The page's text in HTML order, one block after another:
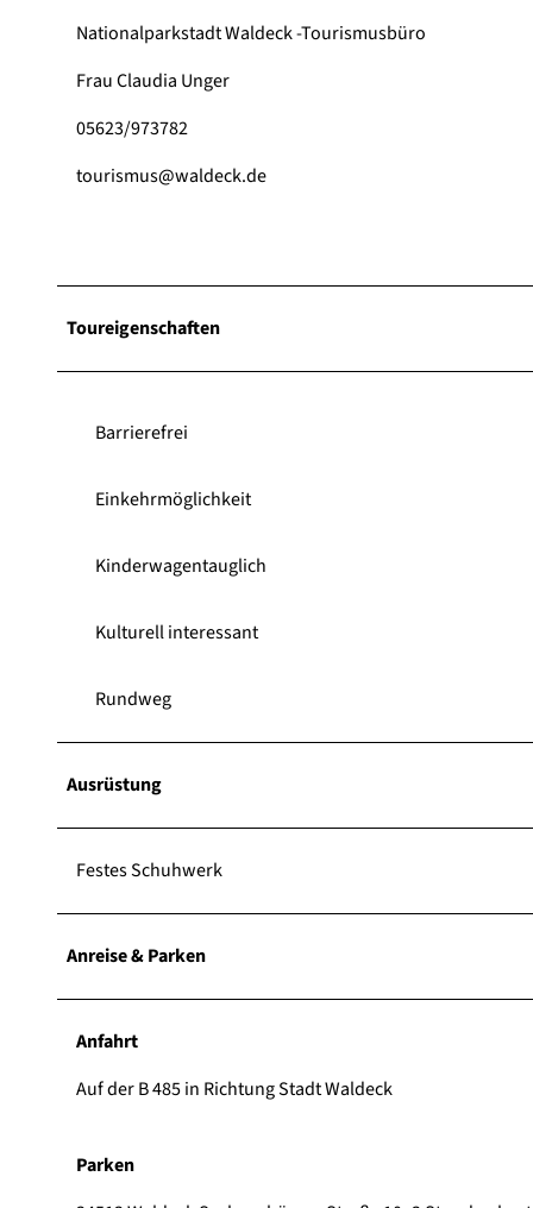
Nationalparkstadt Waldeck -Tourismusbüro
Frau Claudia Unger
05623/973782
tourismus@waldeck.de
Toureigenschaften
Barrierefrei
Einkehrmöglichkeit
Kinderwagentauglich
Kulturell interessant
Rundweg
Ausrüstung
Festes Schuhwerk
Anreise & Parken
Anfahrt
Auf der B 485 in Richtung Stadt Waldeck
Parken